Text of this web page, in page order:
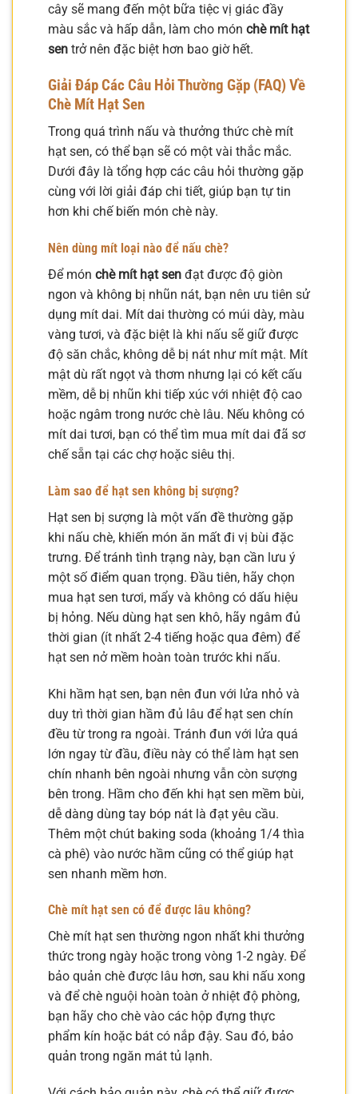
cây sẽ mang đến một bữa tiệc vị giác đầy
màu sắc và hấp dẫn, làm cho món chè mít hạt
sen trở nên đặc biệt hơn bao giờ hết.
Giải Đáp Các Câu Hỏi Thường Gặp (FAQ) Về
Chè Mít Hạt Sen
Trong quá trình nấu và thưởng thức chè mít
hạt sen, có thể bạn sẽ có một vài thắc mắc.
Dưới đây là tổng hợp các câu hỏi thường gặp
cùng với lời giải đáp chi tiết, giúp bạn tự tin
hơn khi chế biến món chè này.
Nên dùng mít loại nào để nấu chè?
Để món chè mít hạt sen đạt được độ giòn
ngon và không bị nhũn nát, bạn nên ưu tiên sử
dụng mít dai. Mít dai thường có múi dày, màu
vàng tươi, và đặc biệt là khi nấu sẽ giữ được
độ săn chắc, không dễ bị nát như mít mật. Mít
mật dù rất ngọt và thơm nhưng lại có kết cấu
mềm, dễ bị nhũn khi tiếp xúc với nhiệt độ cao
hoặc ngâm trong nước chè lâu. Nếu không có
mít dai tươi, bạn có thể tìm mua mít dai đã sơ
chế sẵn tại các chợ hoặc siêu thị.
Làm sao để hạt sen không bị sượng?
Hạt sen bị sượng là một vấn đề thường gặp
khi nấu chè, khiến món ăn mất đi vị bùi đặc
trưng. Để tránh tình trạng này, bạn cần lưu ý
một số điểm quan trọng. Đầu tiên, hãy chọn
mua hạt sen tươi, mẩy và không có dấu hiệu
bị hỏng. Nếu dùng hạt sen khô, hãy ngâm đủ
thời gian (ít nhất 2-4 tiếng hoặc qua đêm) để
hạt sen nở mềm hoàn toàn trước khi nấu.
Khi hầm hạt sen, bạn nên đun với lửa nhỏ và
duy trì thời gian hầm đủ lâu để hạt sen chín
đều từ trong ra ngoài. Tránh đun với lửa quá
lớn ngay từ đầu, điều này có thể làm hạt sen
chín nhanh bên ngoài nhưng vẫn còn sượng
bên trong. Hầm cho đến khi hạt sen mềm bùi,
dễ dàng dùng tay bóp nát là đạt yêu cầu.
Thêm một chút baking soda (khoảng 1/4 thìa
cà phê) vào nước hầm cũng có thể giúp hạt
sen nhanh mềm hơn.
Chè mít hạt sen có để được lâu không?
Chè mít hạt sen thường ngon nhất khi thưởng
thức trong ngày hoặc trong vòng 1-2 ngày. Để
bảo quản chè được lâu hơn, sau khi nấu xong
và để chè nguội hoàn toàn ở nhiệt độ phòng,
bạn hãy cho chè vào các hộp đựng thực
phẩm kín hoặc bát có nắp đậy. Sau đó, bảo
quản trong ngăn mát tủ lạnh.